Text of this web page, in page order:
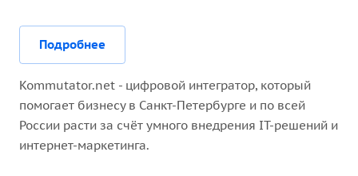
Подробнее
Kommutator.net - цифровой интегратор, который
помогает бизнесу в Санкт-Петербурге и по всей
России расти за счёт умного внедрения IT-решений и
интернет-маркетинга.